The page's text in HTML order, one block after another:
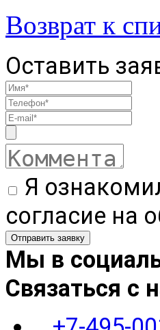
Возврат к
Оставить
Я
согласие на
Мы в
Связаться с